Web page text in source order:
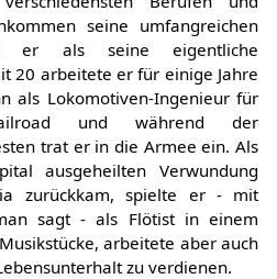
seine umfangreichen
er als seine eigentliche
20 arbeitete er für einige Jahre
als Lokomotiven-Ingenieur für
und während der
trat er in die Armee ein. Als
ausgeheilten Verwundung
zurückkam, spielte er - mit
sagt - als Flötist in einem
arbeitete aber auch
zu verdienen.